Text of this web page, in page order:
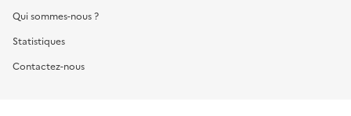
Qui sommes-nous ?
Statistiques
Contactez-nous